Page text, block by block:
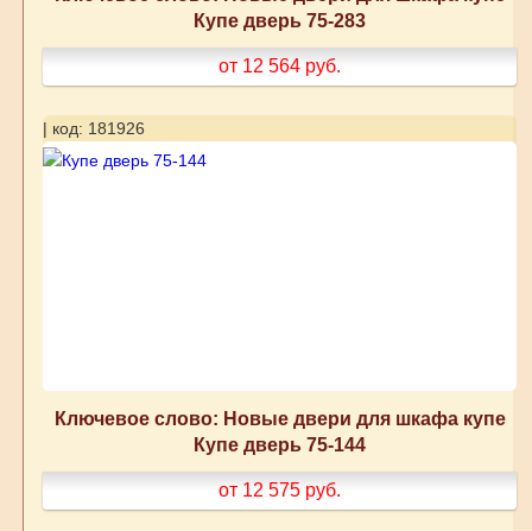
Купе дверь 75-283
от 12 564 руб.
| код: 181926
Ключевое слово: Новые двери для шкафа купе
Купе дверь 75-144
от 12 575 руб.